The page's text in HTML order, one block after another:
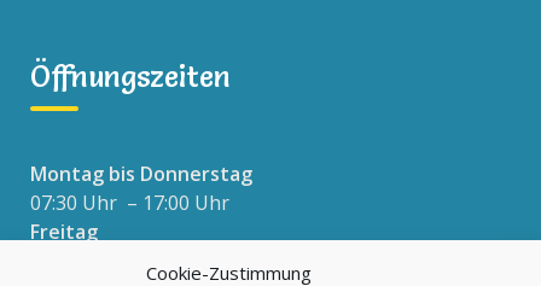
Cookie-Zustimmung
Öffnungszeiten
Montag bis Donnerstag
07:30 Uhr – 17:00 Uhr
Freitag
07:30 Uhr – 16:00 Uhr